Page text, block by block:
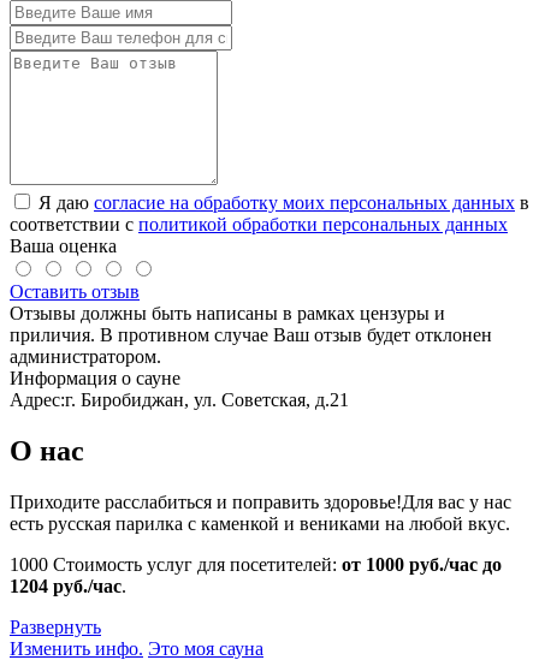
Я даю согласие на обработку моих персональных данных в
соответствии с политикой обработки персональных данных
Ваша оценка
Оставить отзыв
Отзывы должны быть написаны в рамках цензуры и
приличия. В противном случае Ваш отзыв будет отклонен
администратором.
Информация о сауне
Адрес:г. Биробиджан, ул. Советская, д.21
О нас
Приходите расслабиться и поправить здоровье!Для вас у нас
есть русская парилка с каменкой и вениками на любой вкус.
1000 Стоимость услуг для посетителей: от 1000 руб./час до
1204 руб./час.
Развернуть
Изменить инфо. Это моя сауна